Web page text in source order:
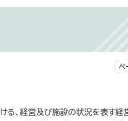
ペ
ける、経営及び施設の状況を表す